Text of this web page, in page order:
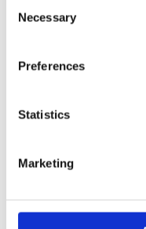
Selection
Necessary
Preferences
Statistics
Marketing
Silogel tåspridare - stor